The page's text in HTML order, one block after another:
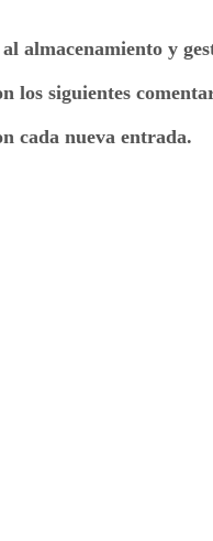
almacenamiento y
los siguientes
cada nueva entrada.